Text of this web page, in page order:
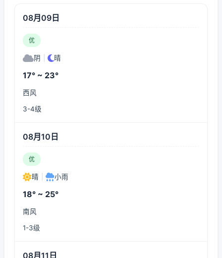
08月09日
优
阴 晴
17° ~ 23°
西风
3-4级
08月10日
优
晴 小雨
18° ~ 25°
南风
1-3级
08月11日